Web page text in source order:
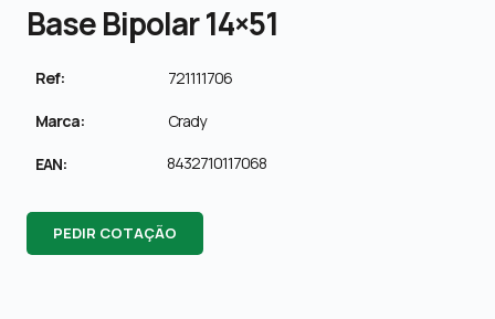
Base Bipolar 14×51
Ref: 721111706
Marca: Crady
EAN: 8432710117068
PEDIR COTAÇÃO